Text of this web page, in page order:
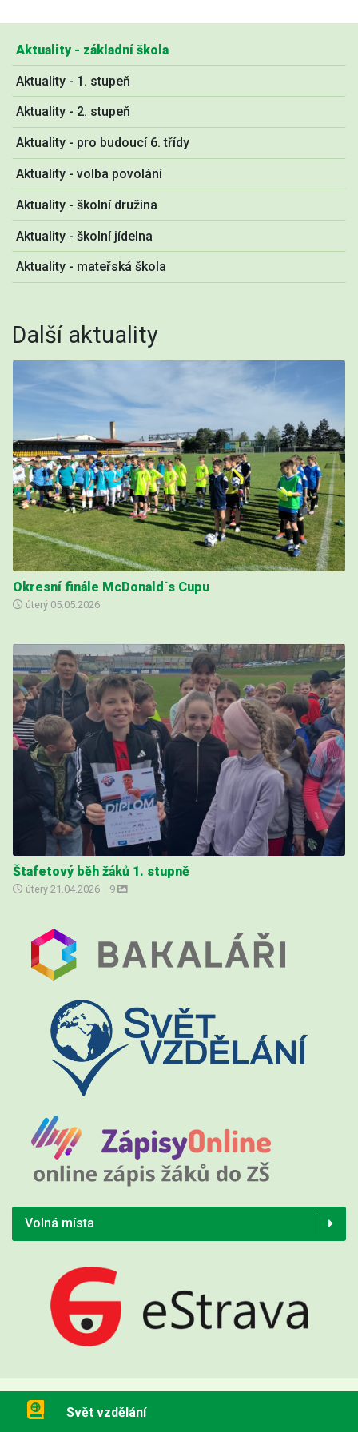
Aktuality - základní škola
Aktuality - 1. stupeň
Aktuality - 2. stupeň
Aktuality - pro budoucí 6. třídy
Aktuality - volba povolání
Aktuality - školní družina
Aktuality - školní jídelna
Aktuality - mateřská škola
Další aktuality
Okresní finále McDonald´s Cupu
úterý 05.05.2026
Štafetový běh žáků 1. stupně
úterý 21.04.2026 9
Volná místa
Svět vzdělání